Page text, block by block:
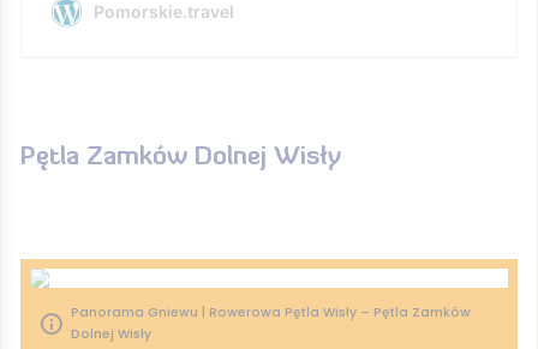
Pomorskie.travel
Pętla Zamków Dolnej Wisły
Panorama Gniewu | Rowerowa Pętla Wisły – Pętla Zamków
Dolnej Wisły